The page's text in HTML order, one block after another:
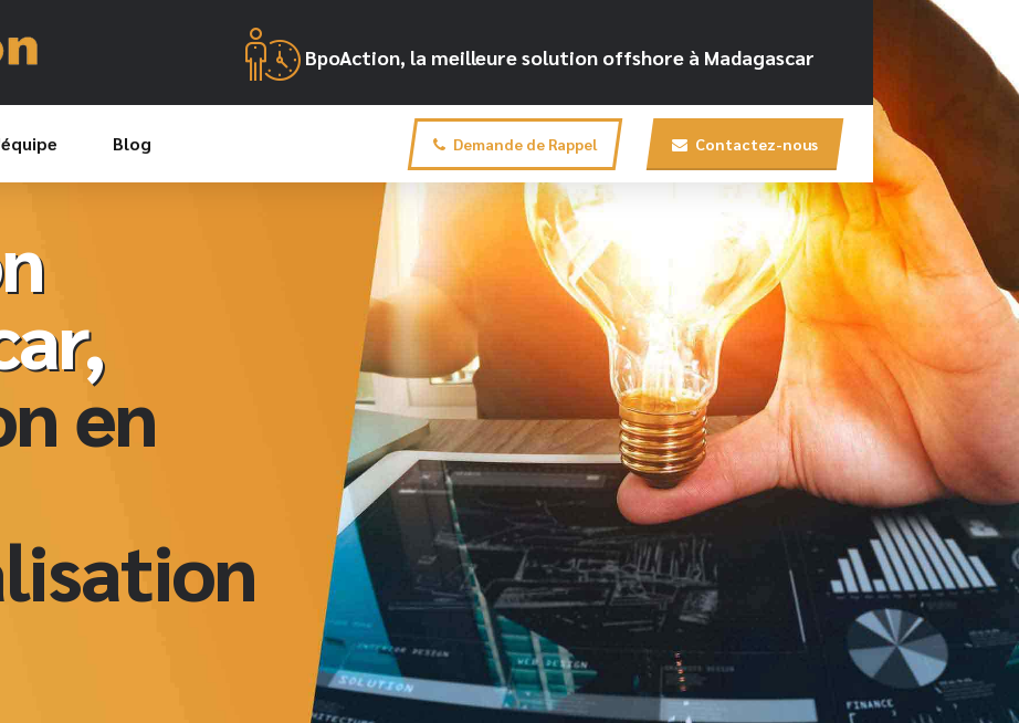
BpoAction, la meilleure solution offshore à Madagascar
Demande de Rappel Contactez-nous
Blog
en